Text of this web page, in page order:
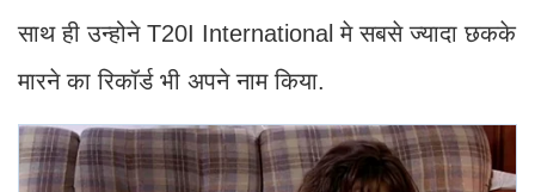
साथ ही उन्होने T20I International मे सबसे ज्यादा छकके
मारने का रिकॉर्ड भी अपने नाम किया.